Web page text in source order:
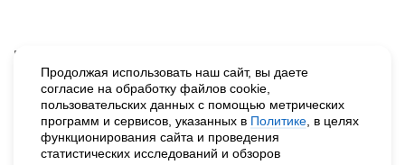
Будьте в курсе наших событий, подпишитесь на новости и акции
Нажимая на кнопку «Подписаться», вы даете согласие на
обработку персональных данных.
Продолжая использовать наш сайт, вы даете
согласие на обработку файлов cookie,
пользовательских данных с помощью метрических
программ и сервисов, указанных в Политике, в целях
функционирования сайта и проведения
статистических исследований и обзоров